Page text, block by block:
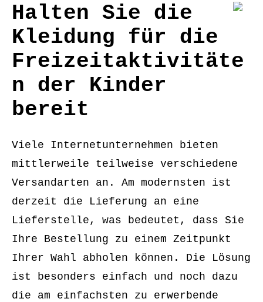
Halten Sie die
Kleidung für die
Freizeitaktivitäte
n der Kinder
bereit
Viele Internetunternehmen bieten
mittlerweile teilweise verschiedene
Versandarten an. Am modernsten ist
derzeit die Lieferung an eine
Lieferstelle, was bedeutet, dass Sie
Ihre Bestellung zu einem Zeitpunkt
Ihrer Wahl abholen können. Die Lösung
ist besonders einfach und noch dazu
die am einfachsten zu erwerbende